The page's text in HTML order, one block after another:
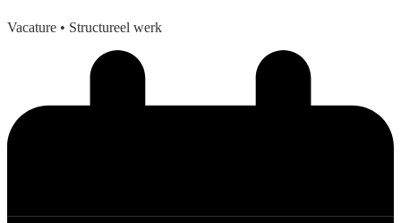
Vacature • Structureel werk